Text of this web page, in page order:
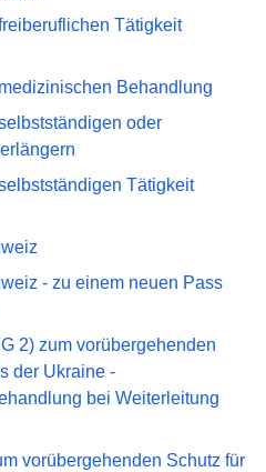
Tätigkeit
Behandlung
oder
Tätigkeit
- zu einem neuen Pass
2) zum vorübergehenden
der Ukraine -
bei Weiterleitung
vorübergehenden Schutz für